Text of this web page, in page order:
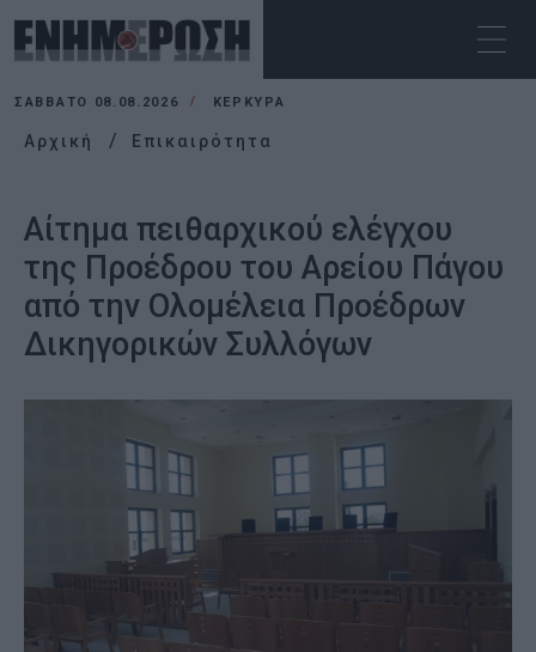
ΣΆΒΒΑΤΟ 08.08.2026 ΚΕΡΚΥΡΑ
Αρχική Επικαιρότητα
Αίτημα πειθαρχικού ελέγχου
της Προέδρου του Αρείου Πάγου
από την Ολομέλεια Προέδρων
Δικηγορικών Συλλόγων